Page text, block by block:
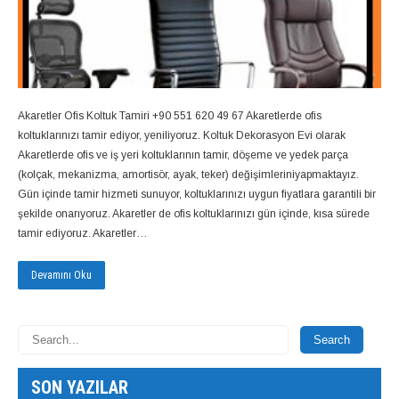
Akaretler Ofis Koltuk Tamiri +90 551 620 49 67 Akaretlerde ofis
koltuklarınızı tamir ediyor, yeniliyoruz. Koltuk Dekorasyon Evi olarak
Akaretlerde ofis ve iş yeri koltuklarının tamir, döşeme ve yedek parça
(kolçak, mekanizma, amortisör, ayak, teker) değişimleriniyapmaktayız.
Gün içinde tamir hizmeti sunuyor, koltuklarınızı uygun fiyatlara garantili bir
şekilde onarıyoruz. Akaretler de ofis koltuklarınızı gün içinde, kısa sürede
tamir ediyoruz. Akaretler…
Devamını Oku
SON YAZILAR